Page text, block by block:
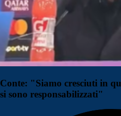
Conte: "Siamo cresciuti in
si sono responsabilizzati"